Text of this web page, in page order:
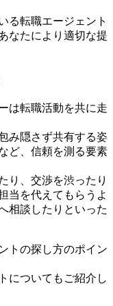
る転職エージェント
なたにより適切な提
は転職活動を共に走
み隠さず共有する姿
ど、信頼を測る要素
り、交渉を渋ったり
当を代えてもらうよ
相談したりといった
トの探し方のポイン
についてもご紹介し